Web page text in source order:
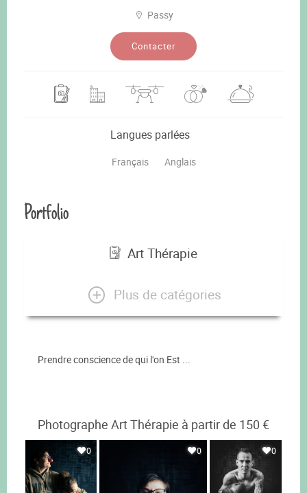
Passy
Contacter
Langues parlées
Français Anglais
Portfolio
Art Thérapie
Plus de catégories
Prendre conscience de qui l'on Est ...
Photographe Art Thérapie à partir de 150 €
0 0 0